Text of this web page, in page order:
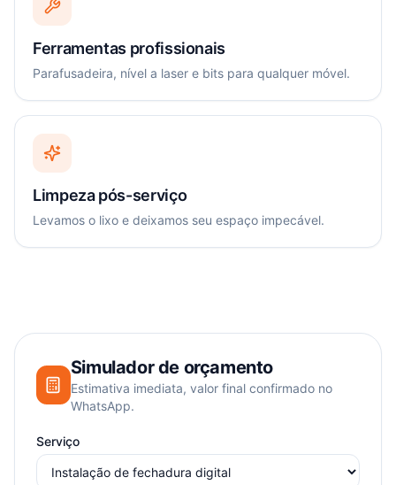
Ferramentas profissionais
Parafusadeira, nível a laser e bits para qualquer móvel.
Limpeza pós-serviço
Levamos o lixo e deixamos seu espaço impecável.
Simulador de orçamento
Estimativa imediata, valor final confirmado no
WhatsApp.
Serviço